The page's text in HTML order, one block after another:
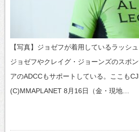
【写真】ジョゼフが着用しているラッシ
ジョゼフやクレイグ・ジョーンズのスポ
アのADCCもサポートしている。ここも
(C)MMAPLANET 8月16日（金・現地…